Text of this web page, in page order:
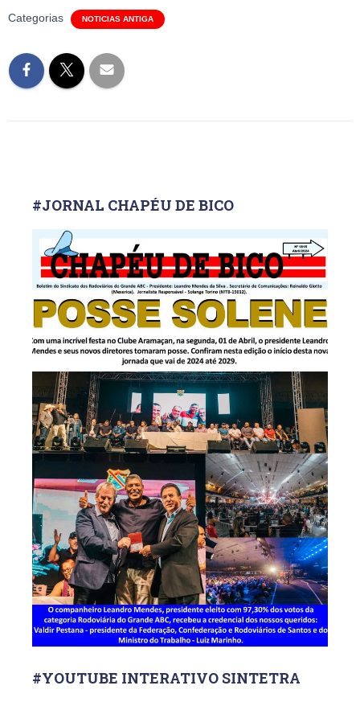
Categorias NOTICIAS ANTIGA
#JORNAL CHAPÉU DE BICO
#YOUTUBE INTERATIVO SINTETRA